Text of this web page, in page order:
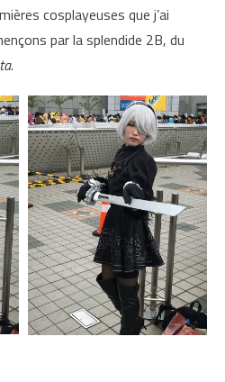
cosplayeuses que j’ai
par la splendide 2B, du
.